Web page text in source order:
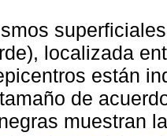
localizada
están
de
muestran